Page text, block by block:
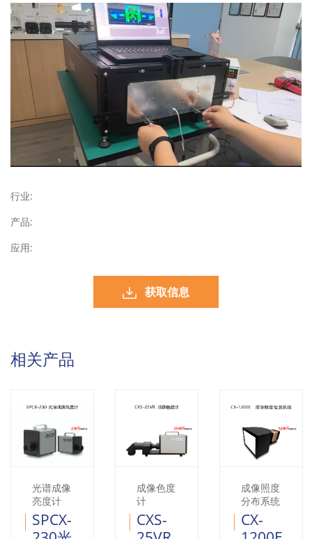
行业:
产品:
应用:
获取信息
相关产品
光谱成像
亮度计
SPCX-
成像色度
计
CXS-
成像照度
分布系统
CX-